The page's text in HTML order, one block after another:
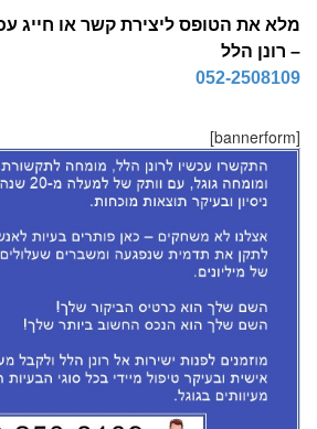
מלא את הטופס ליצירת קשר או חייג
– רונן הלל
052-2508109